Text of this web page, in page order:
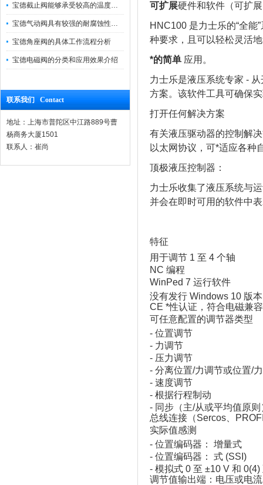
宝德截止阀能够承受较高的温度和压力
宝德气动阀具有较强的耐腐蚀性和抗震性
宝德角座阀的具体工作流程分析
宝德电磁阀的分类和应用效果介绍
联系我们 Contact
地址：上海市普陀区中江路889号曹
杨商务大厦1501
联系人：崔尚
可扩展硬件和软件（可扩
HNC100 是力士乐的“全
种要求，且可以轻松灵活
*的简单 应用。
力士乐是液压系统专家 -
方案。该软件工具可确保
打开任何解决方案
有关液压驱动器的控制解
以太网协议，可*适应各种
顶极液压控制器：
力士乐收集了液压系统与
并会在即时可用的软件中
特征
用于调节 1 至 4 个轴
NC 编程
WinPed 7 运行软件
没有发行 Windows 10 版
CE *性认证，符合电磁兼
可任意配置的调节器类型
‑ 位置调节
‑ 力调节
‑ 压力调节
‑ 分离位置/力调节或位置/
‑ 速度调节
‑ 根据行程制动
‑ 同步（主/从或平均值原则
总线连接（Sercos、
实际值感测
‑ 位置编码器： 增量式
‑ 位置编码器： 式 (SSI)
‑ 模拟式 0 至 ±10 V 和 0(4)
调节值输出端：电压或电流